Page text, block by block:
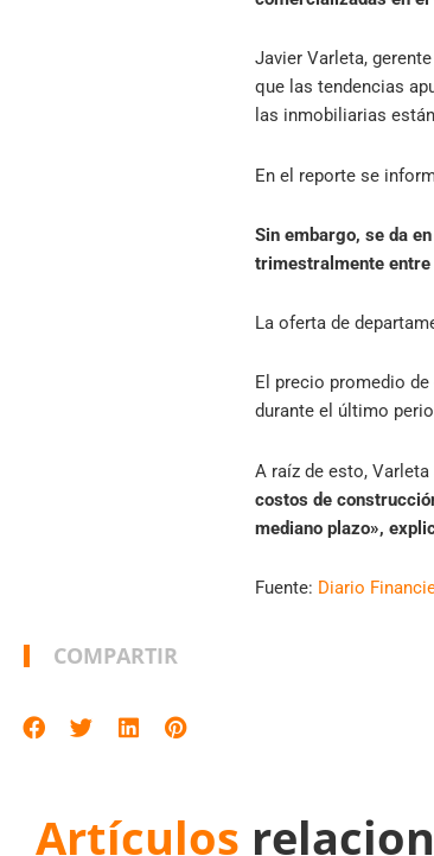
Javier Varleta,
que las tendencias
las inmobiliarias
En el reporte se
Sin embargo, se da
trimestralmente
La oferta de
El precio promedio
durante el último
A raíz de esto,
costos de
mediano plazo»,
Fuente: Diario
COMPARTIR
Artículos